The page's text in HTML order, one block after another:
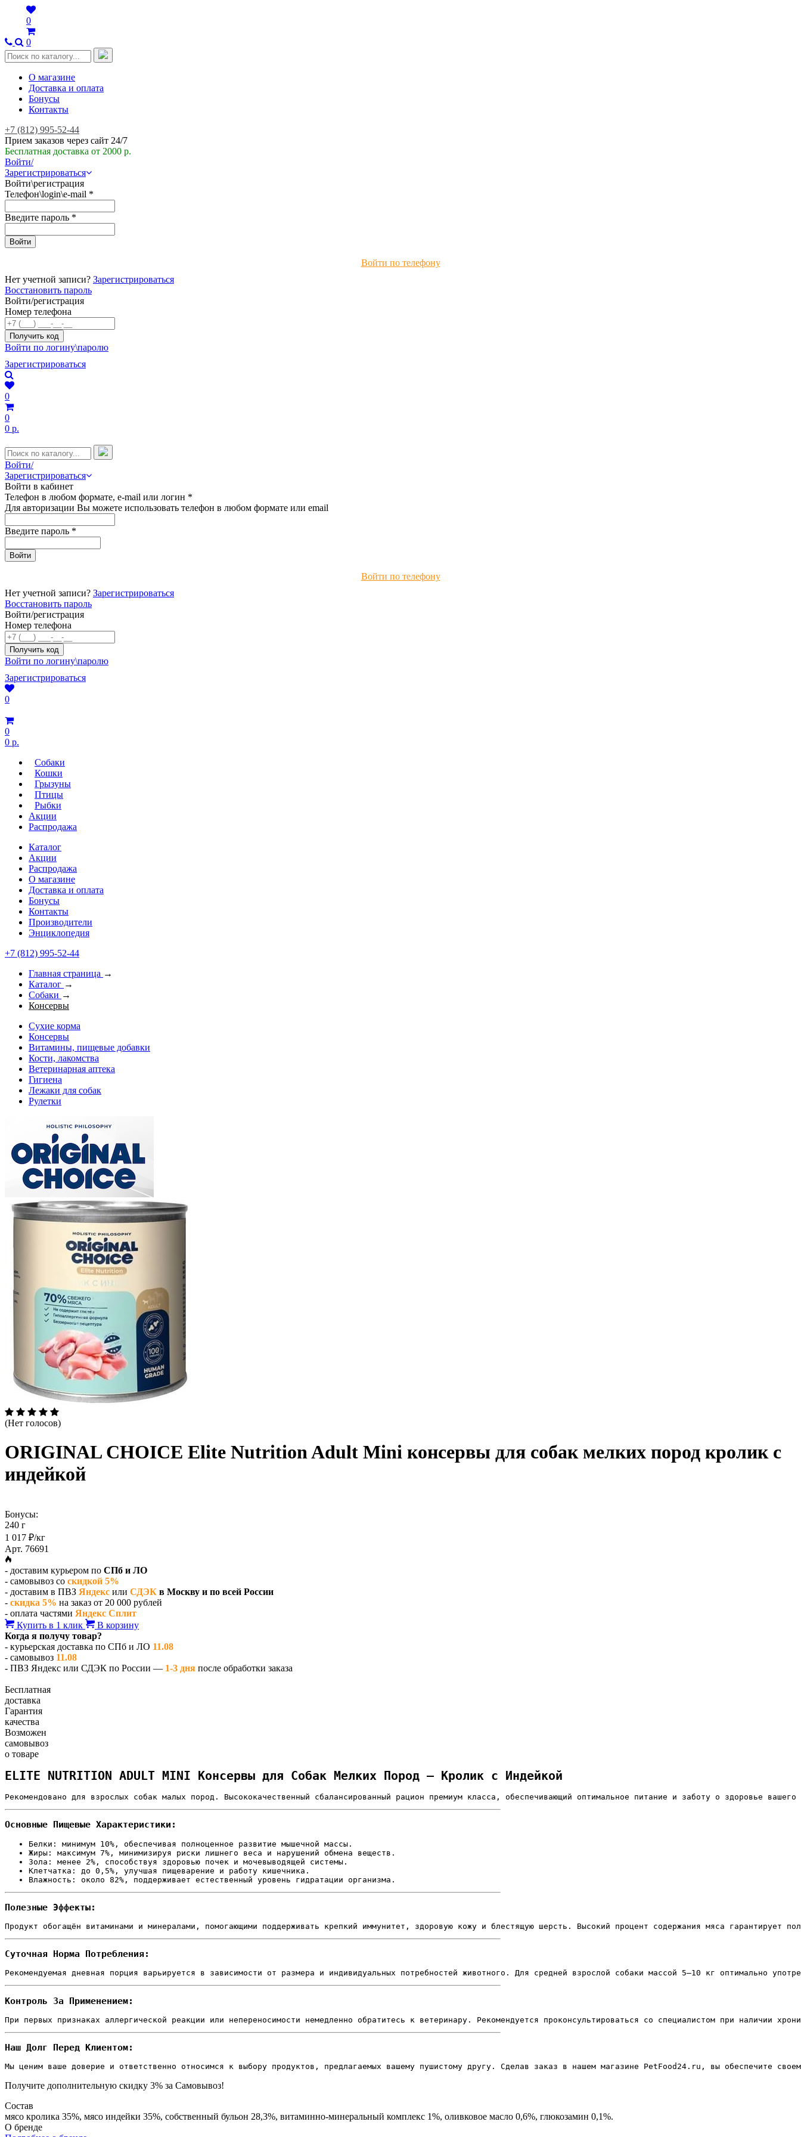
0
0
О магазине
Доставка и оплата
Бонусы
Контакты
+7 (812) 995-52-44
Прием заказов через сайт 24/7
Бесплатная доставка от 2000 р.
Войти/
Зарегистрироваться
Войти\регистрация
Телефон\login\e-mail *
Введите пароль *
Войти по телефону
Нет учетной записи? Зарегистрироваться
Восстановить пароль
Войти/регистрация
Номер телефона
Войти по логину\паролю
Зарегистрироваться
0
0
0 р.
Войти/
Зарегистрироваться
Войти в кабинет
Телефон в любом формате, e-mail или логин *
Для авторизации Вы можете использовать телефон в любом формате или email
Введите пароль *
Войти по телефону
Нет учетной записи? Зарегистрироваться
Восстановить пароль
Войти/регистрация
Номер телефона
Войти по логину\паролю
Зарегистрироваться
0
0
0 р.
Собаки
Кошки
Грызуны
Птицы
Рыбки
Акции
Распродажа
Каталог
Акции
Распродажа
О магазине
Доставка и оплата
Бонусы
Контакты
Производители
Энциклопедия
+7 (812) 995-52-44
Главная страница →
Каталог →
Собаки →
Консервы
Сухие корма
Консервы
Витамины, пищевые добавки
Кости, лакомства
Ветеринарная аптека
Гигиена
Лежаки для собак
Рулетки
(Нет голосов)
ORIGINAL CHOICE Elite Nutrition Adult Mini консервы для собак мелких пород кролик с
индейкой
Бонусы:
240 г
1 017 ₽/кг
Арт. 76691
- доставим курьером по СПб и ЛО
- самовывоз со скидкой 5%
- доставим в ПВЗ Яндекс или СДЭК в Москву и по всей России
- скидка 5% на заказ от 20 000 рублей
- оплата частями Яндекс Сплит
Купить в 1 клик
В корзину
Когда я получу товар?
- курьерская доставка по СПб и ЛО 11.08
- самовывоз 11.08
- ПВЗ Яндекс или СДЭК по России — 1-3 дня после обработки заказа
Бесплатная
доставка
Гарантия
качества
Возможен
самовывоз
о товаре
ELITE NUTRITION ADULT MINI Консервы для Собак Мелких Пород — Кролик с Индейкой
Рекомендовано для взрослых собак малых пород. Высококачественный сбалансированный рацион премиум класса, обеспечивающий оптимальное питание и заботу о здоровье
Основные Пищевые Характеристики:
Белки: минимум 10%, обеспечивая полноценное развитие мышечной массы.
Жиры: максимум 7%, минимизируя риски лишнего веса и нарушений обмена веществ.
Зола: менее 2%, способствуя здоровью почек и мочевыводящей системы.
Клетчатка: до 0,5%, улучшая пищеварение и работу кишечника.
Влажность: около 82%, поддерживает естественный уровень гидратации организма.
Полезные Эффекты:
Продукт обогащён витаминами и минералами, помогающими поддерживать крепкий иммунитет, здоровую кожу и блестящую шерсть. Высокий процент содержания мяса гарантирует
Суточная Норма Потребления:
Рекомендуемая дневная порция варьируется в зависимости от размера и индивидуальных потребностей животного. Для средней взрослой собаки массой 5–10 кг оптимально
Контроль За Применением:
При первых признаках аллергической реакции или непереносимости немедленно обратитесь к ветеринару. Рекомендуется проконсультироваться со специалистом при наличии
Наш Долг Перед Клиентом:
Мы ценим ваше доверие и ответственно относимся к выбору продуктов, предлагаемых вашему пушистому другу. Сделав заказ в нашем магазине PetFood24.ru, вы обеспечите
Получите дополнительную скидку 3% за Самовывоз!
Состав
мясо кролика 35%, мясо индейки 35%, собственный бульон 28,3%, витаминно-минеральный комплекс 1%, оливковое масло 0,6%, глюкозамин 0,1%.
О бренде